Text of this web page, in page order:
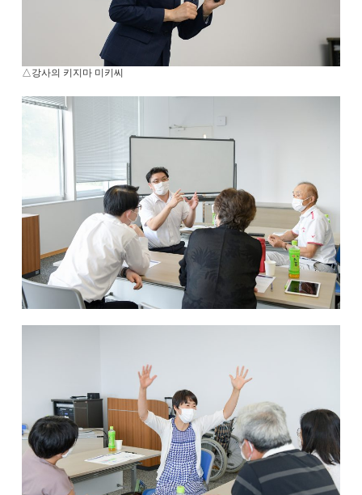
△강사의 키지마 미키씨